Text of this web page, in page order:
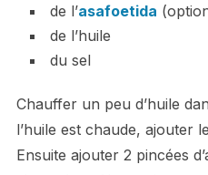
de l’asafoetida
de l’huile
du sel
Chauffer un peu d’huile
l’huile est chaude, ajouter
Ensuite ajouter 2 pincées